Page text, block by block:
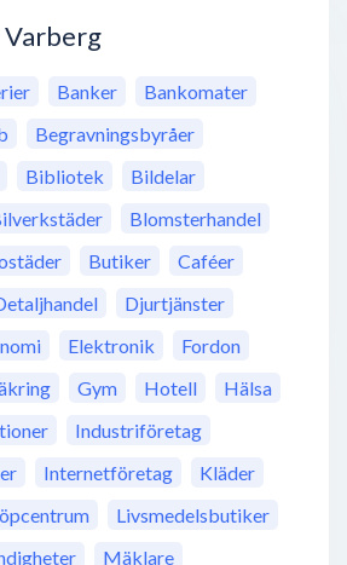
Banker
Bankomater
Begravningsbyråer
Bibliotek
Bildelar
Blomsterhandel
Butiker
Caféer
Djurtjänster
Elektronik
Fordon
Gym Hotell
Hälsa
Industriföretag
Internetföretag
Kläder
Livsmedelsbutiker
Mäklare